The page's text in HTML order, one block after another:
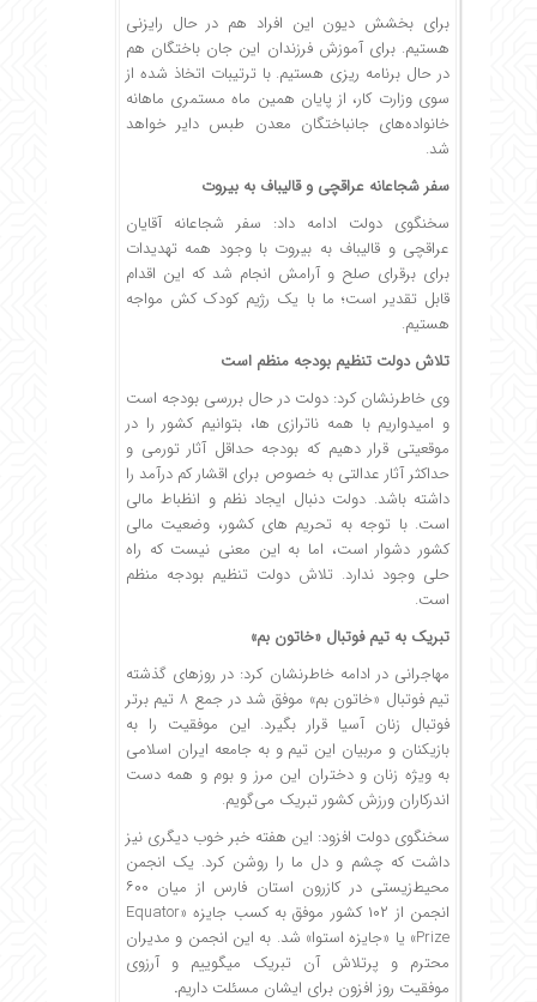
برای بخشش دیون این افراد هم در حال رایزنی
هستیم. برای آموزش فرزندان این جان باختگان هم
در حال برنامه ریزی هستیم. با ترتیبات اتخاذ شده از
سوی وزارت کار، از پایان همین ماه مستمری ماهانه
خانواده‌های جانباختگان معدن طبس دایر خواهد
شد.
سفر شجاعانه عراقچی و قالیباف به بیروت
سخنگوی دولت ادامه داد: سفر شجاعانه آقایان
عراقچی و قالیباف به بیروت با وجود همه تهدیدات
برای برقرای صلح و آرامش انجام شد که این اقدام
قابل تقدیر است؛ ما با یک رژیم کودک کش مواجه
هستیم.
تلاش دولت تنظیم بودجه منظم است
وی خاطرنشان کرد: دولت در حال بررسی بودجه است
و امیدواریم با همه ناترازی ها، بتوانیم کشور را در
موقعیتی قرار دهیم که بودجه حداقل آثار تورمی و
حداکثر آثار عدالتی به خصوص برای اقشار کم درآمد را
داشته باشد. دولت دنبال ایجاد نظم و انظباط مالی
است. با توجه به تحریم های کشور، وضعیت مالی
کشور دشوار است، اما به این معنی نیست که راه
حلی وجود ندارد. تلاش دولت تنظیم بودجه منظم
است.
تبریک به تیم فوتبال «خاتون بم»
مهاجرانی در ادامه خاطرنشان کرد: در روزهای گذشته
تیم فوتبال «خاتون بم» موفق شد در جمع ۸ تیم برتر
فوتبال زنان آسیا قرار بگیرد. این موفقیت را به
بازیکنان و مربیان این تیم و به جامعه ایران اسلامی
به ویژه زنان و دختران این مرز و بوم و همه دست
اندرکاران ورزش کشور تبریک می‌گویم.
سخنگوی دولت افزود: این هفته خبر خوب دیگری نیز
داشت که چشم و دل ما را روشن کرد. یک انجمن
محیط‌زیستی در کازرون استان فارس از میان ۶۰۰
انجمن از ۱۰۲ کشور موفق به کسب جایزه «Equator
Prize» یا «جایزه استوا» شد. به این انجمن و مدیران
محترم و پرتلاش آن تبریک میگوییم و آرزوی
موفقیت روز افزون برای ایشان مسئلت داریم.